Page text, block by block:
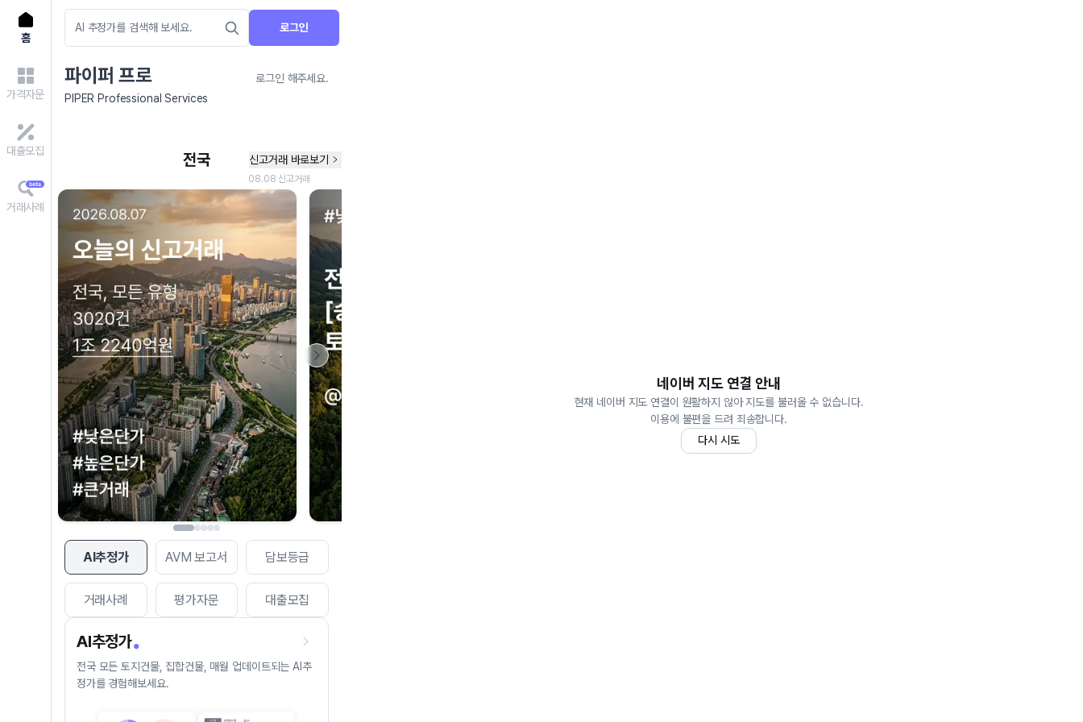
홈
가격자문
대출모집
거래사례
로그인
파이퍼 프로
로그인 해주세요.
PIPER Professional Services
AI추정가 AVM 보고서 담보등급
거래사례 평가자문 대출모집
AI추정가
전국 모든 토지건물, 집합건물, 매월 업데이트되는 AI추
정가를 경험해보세요.
네이버 지도 연결 안내
현재 네이버 지도 연결이 원활하지 않아 지도를 불러올 수 없습니다.
이용에 불편을 드려 죄송합니다.
다시 시도